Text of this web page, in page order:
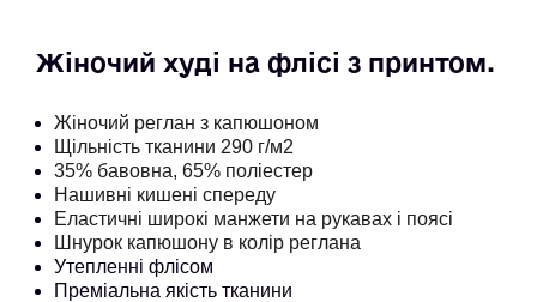
Жіночий худі на флісі з принтом.
Жіночий реглан з капюшоном
Щільність тканини 290 г/м2
35% бавовна, 65% поліестер
Нашивні кишені спереду
Еластичні широкі манжети на рукавах і поясі
Шнурок капюшону в колір реглана
Утепленні флісом
Преміальна якість тканини